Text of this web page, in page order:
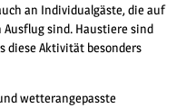
an Individualgäste, die auf
Ausflug sind. Haustiere sind
diese Aktivität besonders
wetterangepasste